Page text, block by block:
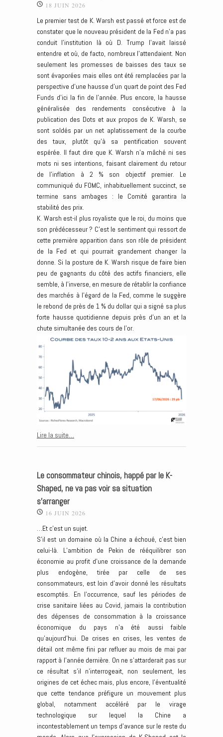
18 JUIN 2026
Le premier test de K. Warsh est passé et force est de
constater que le nouveau président de la Fed n’a pas
conduit l’institution là où D. Trump l’avait laissé
entendre et où, de facto, nombreux l’attendaient. Non
seulement les promesses de baisses des taux se
sont évaporées mais elles ont été remplacées par la
perspective d’une hausse d’un quart de point des Fed
Funds d’ici la fin de l’année. Plus encore, la hausse
généralisée des rendements consécutive à la
publication des Dots et aux propos de K. Warsh, se
sont soldés par un net aplatissement de la courbe
des taux, plutôt qu’à sa pentification souvent
espérée. Il faut dire que K. Warsh n’a mâché ni ses
mots ni ses intentions, faisant clairement du retour
de l’inflation à 2 % son objectif premier. Le
communiqué du FOMC, inhabituellement succinct, se
termine sans ambages : le Comité garantira la
stabilité des prix.
K. Warsh est-il plus royaliste que le roi, du moins que
son prédécesseur ? C’est le sentiment qui ressort de
cette première apparition dans son rôle de président
de la Fed et qui pourrait grandement changer la
donne. Si la posture de K. Warsh risque de faire bien
peu de gagnants du côté des actifs financiers, elle
semble, à l’inverse, en mesure de rétablir la confiance
des marchés à l’égard de la Fed, comme le suggère
le rebond de près de 1 % du dollar qui a signé sa plus
forte hausse quotidienne depuis près d’un an et la
chute simultanée des cours de l’or.
Lire la suite…
Le consommateur chinois, happé par le K-
Shaped, ne va pas voir sa situation
s’arranger
16 JUIN 2026
…Et c’est un sujet.
S’il est un domaine où la Chine a échoué, c’est bien
celui-là. L’ambition de Pekin de rééquilibrer son
économie au profit d’une croissance de la demande
plus endogène, tirée par celle de ses
consommateurs, est loin d’avoir donné les résultats
escomptés. En l’occurrence, sauf les périodes de
crise sanitaire liées au Covid, jamais la contribution
des dépenses de consommation à la croissance
économique du pays n’a été aussi faible
qu’aujourd’hui. De crises en crises, les ventes de
détail ont même fini par refluer au mois de mai par
rapport à l’année dernière. On ne s’attarderait pas sur
ce résultat s’il n’interrogeait, non seulement, les
origines de cet échec mais, plus encore, l’éventualité
que cette tendance préfigure un mouvement plus
global, notamment accéléré par le virage
technologique sur lequel la Chine a
incontestablement un temps d’avance sur le reste du